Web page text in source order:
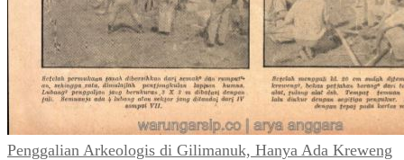
Penggalian Arkeologis di Gilimanuk, Hanya Ada Kreweng